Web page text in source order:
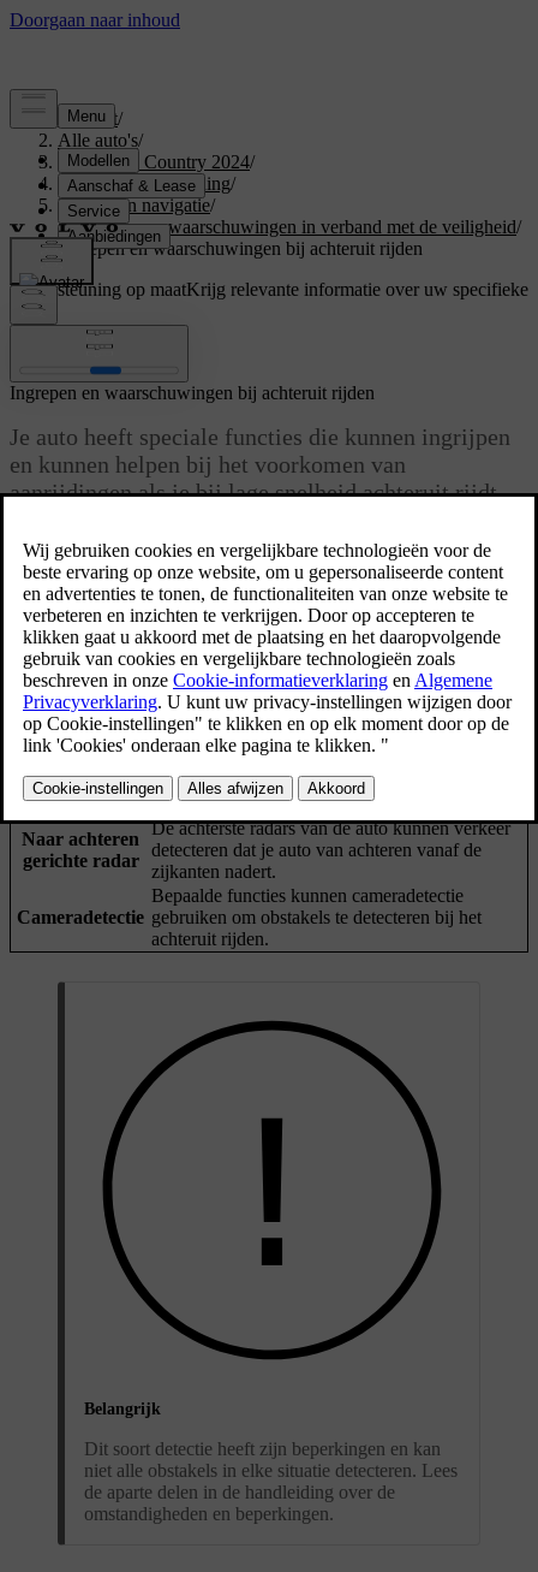
Support/
Alle auto's/
V60 Cross Country 2024/
Gebruikershandleiding/
Rijhulp en navigatie/
Ingrijpen en waarschuwingen in verband met de veiligheid/
Ingrepen en waarschuwingen bij achteruit rijden
Ondersteuning op maatKrijg relevante informatie over uw specifieke
auto.
Bijgewerkt 04-04-2025
Ingrepen en waarschuwingen bij achteruit rijden
Je auto heeft speciale functies die kunnen ingrijpen
en kunnen helpen bij het voorkomen van
aanrijdingen als je bij lage snelheid achteruit rijdt,
Detectiemogelijkheden
De auto kan op verschillende manieren voorwerpen identificeren die
zich in de baan achter je auto bevinden of die de auto van achteren
naderen. Als het systeem een voorwerp detecteert, kan de auto
waarschuwingen geven of ingrijpen door te remmen.
Parkeersensoren
Deze sensoren kunnen bepaalde voorwerpen
direct achter de auto detecteren wanneer de auto
met lage snelheid achteruit rijdt.
Naar achteren
gerichte radar
De achterste radars van de auto kunnen verkeer
detecteren dat je auto van achteren vanaf de
zijkanten nadert.
Cameradetectie
Bepaalde functies kunnen cameradetectie
gebruiken om obstakels te detecteren bij het
achteruit rijden.
Belangrijk
Dit soort detectie heeft zijn beperkingen en kan
niet alle obstakels in elke situatie detecteren. Lees
de aparte delen in de handleiding over de
omstandigheden en beperkingen.